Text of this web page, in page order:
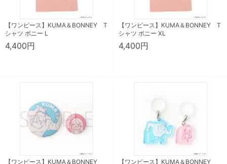
【ワンピース】KUMA＆BONNEY T
シャツ ボニー L
4,400円
【ワンピース】KUMA＆BONNEY T
シャツ ボニー XL
4,400円
【ワンピース】KUMA＆BONNEY 【ワンピース】KUMA＆BONNEY